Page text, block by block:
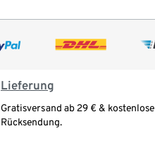
Lieferung
Gratisversand ab 29 € & kostenlose
Rücksendung.